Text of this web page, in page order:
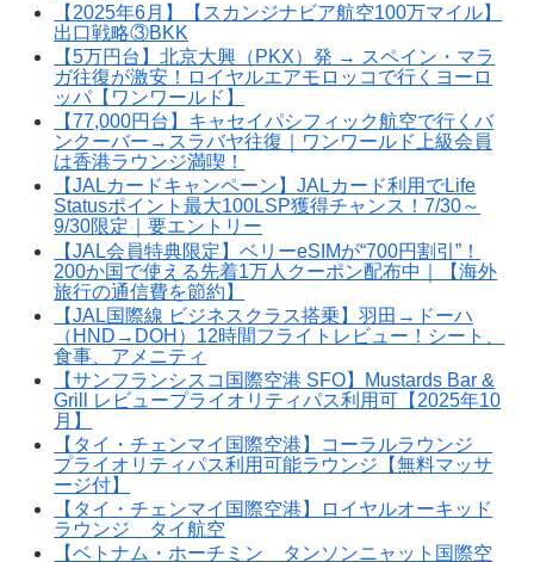
【2025年6月】【スカンジナビア航空100万マイル】
出口戦略③BKK
【5万円台】北京大興（PKX）発 → スペイン・マラ
ガ往復が激安！ロイヤルエアモロッコで行くヨーロ
ッパ【ワンワールド】
【77,000円台】キャセイパシフィック航空で行くバ
ンクーバー→スラバヤ往復｜ワンワールド上級会員
は香港ラウンジ満喫！
【JALカードキャンペーン】JALカード利用でLife
Statusポイント最大100LSP獲得チャンス！7/30～
9/30限定｜要エントリー
【JAL会員特典限定】ベリーeSIMが“700円割引”！
200か国で使える先着1万人クーポン配布中｜【海外
旅行の通信費を節約】
【JAL国際線 ビジネスクラス搭乗】羽田→ドーハ
（HND→DOH）12時間フライトレビュー！シート、
食事、アメニティ
【サンフランシスコ国際空港 SFO】Mustards Bar &
Grill レビュープライオリティパス利用可【2025年10
月】
【タイ・チェンマイ国際空港】コーラルラウンジ
プライオリティパス利用可能ラウンジ【無料マッサ
ージ付】
【タイ・チェンマイ国際空港】ロイヤルオーキッド
ラウンジ タイ航空
【ベトナム・ホーチミン タンソンニャット国際空